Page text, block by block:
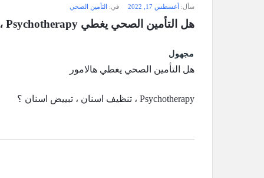
وجواب
سأل: أغسطس 17, 2022 في: التأمين الصحي
هل التأمين الصحي يغطي Psychotherapy ، تنظيف اسنان ، تبييض اسنان؟!
مجهول
هل التأمين الصحي يغطي هالامور
Psychotherapy ، تنظيف اسنان ، تبييض اسنان ؟